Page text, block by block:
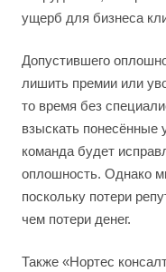
ущерб для бизнеса
Допустившего
лишить премии или
то время без
взыскать понесённые
команда будет
оплошность. Однако
поскольку потери
чем потери денег.
Также «Нортес